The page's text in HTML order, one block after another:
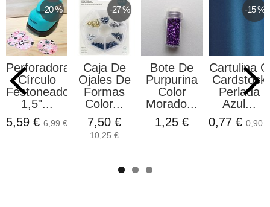
-20 %
Perforadora
Círculo
Festoneado
1,5"...
5,59 € 6,99 €
-27 %
Caja De
Ojales De
Formas
Color...
7,50 €
10,25 €
Bote De
Purpurina
Color
Morado...
1,25 €
-15 %
Cartulina O
Cardstock
Perlada
Azul...
0,77 € 0,90 €